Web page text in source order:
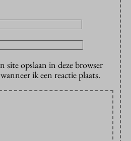
site opslaan in deze browser
ik een reactie plaats.